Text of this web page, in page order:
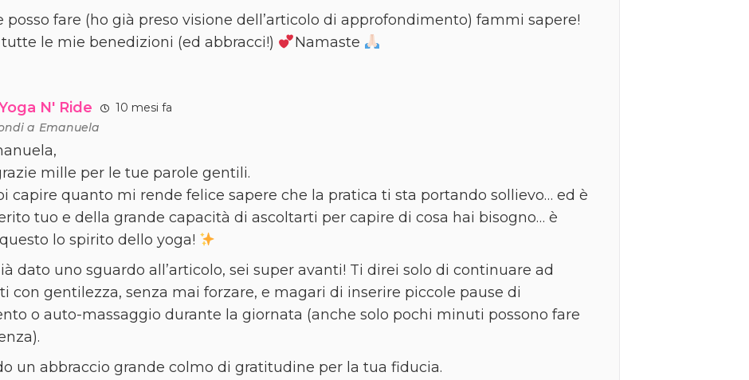
posso fare (ho già preso visione dell’articolo di approfondimento) fammi sapere!
le mie benedizioni (ed abbracci!)
Namaste
N' Ride
10 mesi fa
aEmanuela
mille per le tue parole gentili.
capire quanto mi rende felice sapere che la pratica ti sta portando sollievo… ed è
tuo e della grande capacità di ascoltarti per capire di cosa hai bisogno… è
lo spirito dello yoga!
dato uno sguardo all’articolo, sei super avanti! Ti direi solo di continuare ad
con gentilezza, senza mai forzare, e magari di inserire piccole pause di
o auto-massaggio durante la giornata (anche solo pochi minuti possono fare
un abbraccio grande colmo di gratitudine per la tua fiducia.